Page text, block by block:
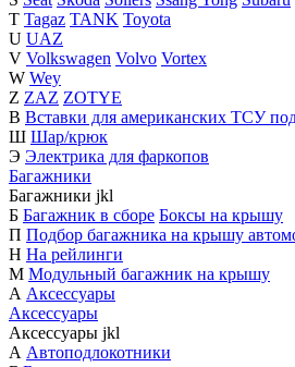
T Tagaz TANK Toyota
U UAZ
V Volkswagen Volvo Vortex
W Wey
Z ZAZ ZOTYE
В Вставки для американских ТСУ
Ш Шар/крюк
Э Электрика для фаркопов
Багажники
Багажники jkl
Б Багажник в сборе Боксы на крышу
П Подбор багажника на крышу
Н На рейлинги
М Модульный багажник на крышу
А Аксессуары
Аксессуары
Аксессуары jkl
А Автоподлокотники